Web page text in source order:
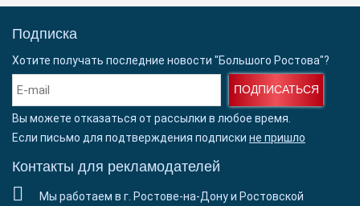
Подписка
Хотите получать последние новости "Большого Ростова"?
ПОДПИСАТЬСЯ
Вы можете отказаться от рассылки в любое время.
Если письмо для подтверждения подписки не пришло
Контакты для рекламодателей
Мы работаем в г. Ростове-на-Дону и Ростовской